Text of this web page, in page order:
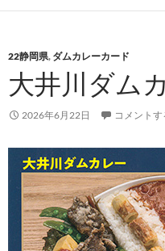
22静岡県, ダムカレーカード
大井川ダム
2026年6月22日 コメントす